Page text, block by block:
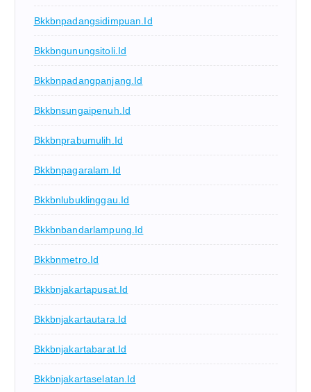
Bkkbnpadangsidimpuan.id
Bkkbngunungsitoli.id
Bkkbnpadangpanjang.id
Bkkbnsungaipenuh.id
Bkkbnprabumulih.id
Bkkbnpagaralam.id
Bkkbnlubuklinggau.id
Bkkbnbandarlampung.id
Bkkbnmetro.id
Bkkbnjakartapusat.id
Bkkbnjakartautara.id
Bkkbnjakartabarat.id
Bkkbnjakartaselatan.id